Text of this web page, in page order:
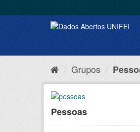
Grupos
Pessoas